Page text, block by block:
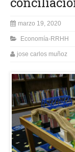
marzo 19, 2020
Economía-RRHH
jose carlos muñoz